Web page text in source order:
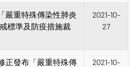
嚴重特殊傳染性肺炎
戒標準及防疫措施裁
2021-10-
27
正發布「嚴重特殊傳
2021-10-